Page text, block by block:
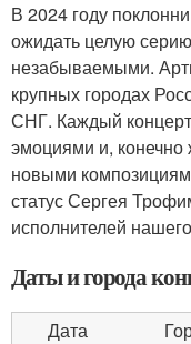
В 2024 году
ожидать целую
незабываемыми.
крупных городах
СНГ. Каждый
эмоциями и,
новыми
статус Сергея
исполнителей
Даты и города
Дата